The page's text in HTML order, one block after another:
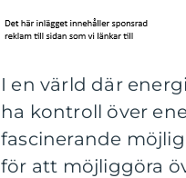
I en värld där
ha kontroll över
fascinerande
för att möjliggöra